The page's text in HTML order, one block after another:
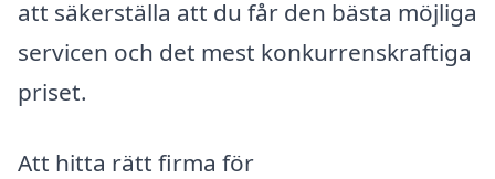
att säkerställa att du får den bästa möjliga
servicen och det mest konkurrenskraftiga
priset.
Att hitta rätt firma för